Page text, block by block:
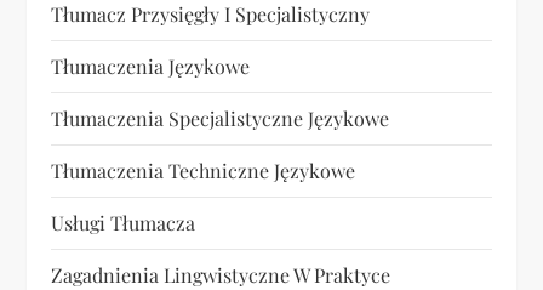
Tłumacz Przysięgły I Specjalistyczny
Tłumaczenia Językowe
Tłumaczenia Specjalistyczne Językowe
Tłumaczenia Techniczne Językowe
Usługi Tłumacza
Zagadnienia Lingwistyczne W Praktyce